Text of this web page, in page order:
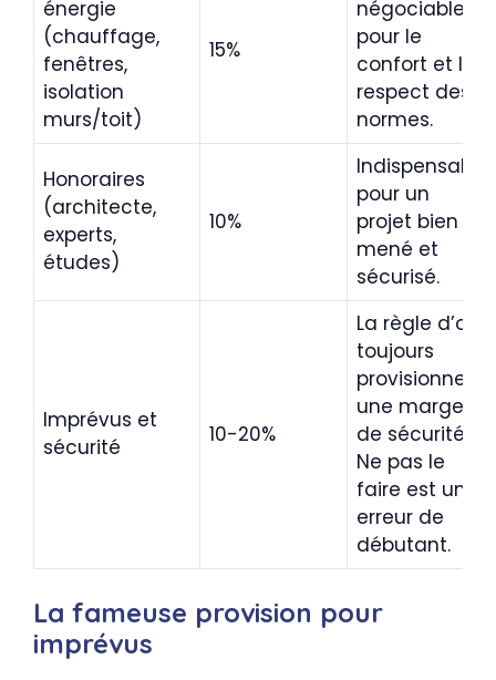
énergie
(chauffage,
fenêtres,
isolation
murs/toit)
15%
négociable
pour le
confort et le
respect des
normes.
Honoraires
(architecte,
experts,
études)
10%
Indispensable
pour un
projet bien
mené et
sécurisé.
Imprévus et
sécurité
10-20%
La règle d’or :
toujours
provisionner
une marge
de sécurité.
Ne pas le
faire est une
erreur de
débutant.
La fameuse provision pour
imprévus